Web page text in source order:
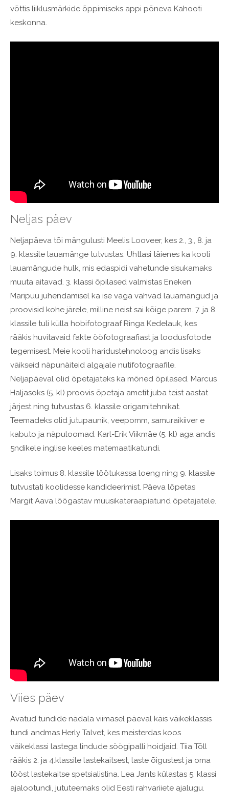
võttis liiklusmärkide õppimiseks appi põneva Kahooti
keskonna.
Neljas päev
Neljapäeva tõi mängulusti Meelis Looveer, kes 2., 3., 8. ja
9. klassile lauamänge tutvustas. Ühtlasi täienes ka kooli
lauamängude hulk, mis edaspidi vahetunde sisukamaks
muuta aitavad. 3. klassi õpilased valmistas Eneken
Maripuu juhendamisel ka ise väga vahvad lauamängud ja
proovisid kohe järele, milline neist sai kõige parem. 7. ja 8.
klassile tuli külla hobifotograaf Ringa Kedelauk, kes
rääkis huvitavaid fakte ööfotograafiast ja loodusfotode
tegemisest. Meie kooli haridustehnoloog andis lisaks
väikseid näpunäiteid algajale nutifotograafile.
Neljapäeval olid õpetajateks ka mõned õpilased. Marcus
Haljasoks (5. kl) proovis õpetaja ametit juba teist aastat
järjest ning tutvustas 6. klassile origamitehnikat.
Teemadeks olid jutupaunik, veepomm, samuraikiiver e
kabuto ja näpuloomad. Karl-Erik Viikmäe (5. kl) aga andis
5ndikele inglise keeles matemaatikatundi.
Lisaks toimus 8. klassile töötukassa loeng ning 9. klassile
tutvustati koolidesse kandideerimist. Päeva lõpetas
Margit Aava lõõgastav muusikateraapiatund õpetajatele.
Viies päev
Avatud tundide nädala viimasel päeval käis väikeklassis
tundi andmas Herly Talvet, kes meisterdas koos
väikeklassi lastega lindude söögipalli hoidjaid. Tiia Tõll
rääkis 2. ja 4.klassile lastekaitsest, laste õigustest ja oma
tööst lastekaitse spetsialistina. Lea Jants külastas 5. klassi
ajalootundi, jututeemaks olid Eesti rahvariiete ajalugu.